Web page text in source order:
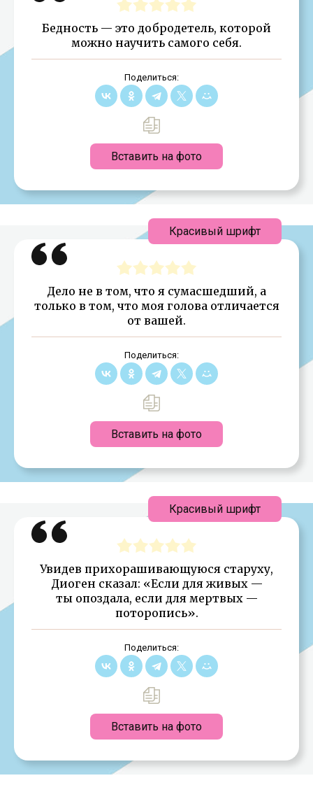
Бедность — это добродетель, которой
можно научить самого себя.
Поделиться:
Вставить на фото
Дело не в том, что я сумасшедший, а
только в том, что моя голова отличается
от вашей.
Поделиться:
Вставить на фото
Красивый шрифт
Увидев прихорашивающуюся старуху,
Диоген сказал: «Если для живых —
ты опоздала, если для мертвых —
поторопись».
Поделиться:
Вставить на фото
Красивый шрифт